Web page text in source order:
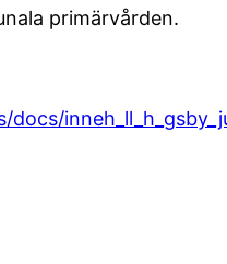
primärvården.